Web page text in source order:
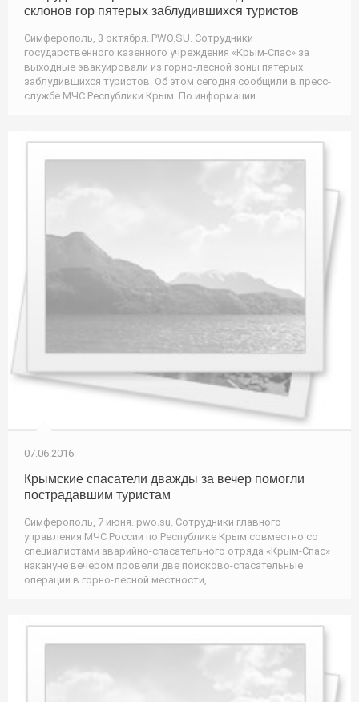
склонов гор пятерых заблудившихся туристов
Симферополь, 3 октября. PWO.SU. Сотрудники
государственного казенного учреждения «Крым-Спас» за
выходные эвакуировали из горно-лесной зоны пятерых
заблудившихся туристов. Об этом сегодня сообщили в пресс-
службе МЧС Республики Крым. По информации
07.06.2016
Крымские спасатели дважды за вечер помогли
пострадавшим туристам
Симферополь, 7 июня. pwo.su. Сотрудники главного
управления МЧС России по Республике Крым совместно со
специалистами аварийно-спасательного отряда «Крым-Спас»
накануне вечером провели две поисково-спасательные
операции в горно-лесной местности,